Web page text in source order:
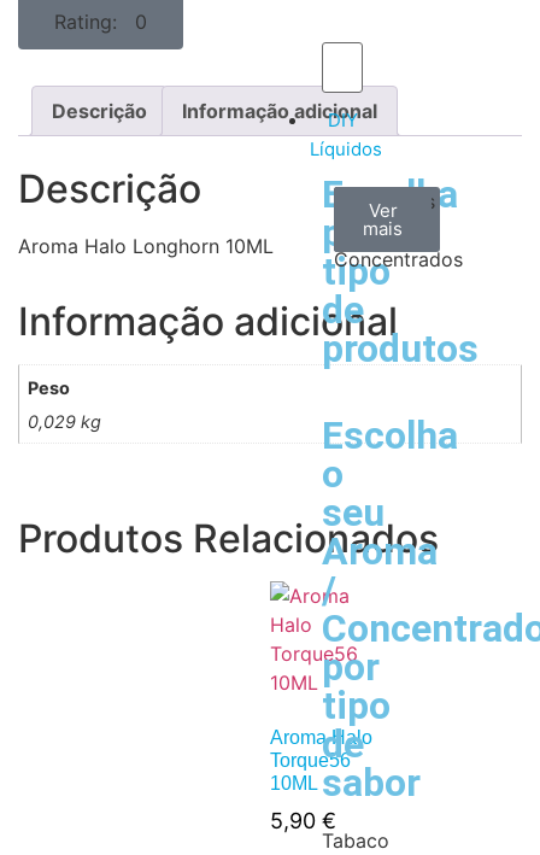
DIY
Líquidos
Escolha
por
tipo
de
produtos
Aromas
Concentrados
Ver
todos
Bases
Ver
mais
Accesorios
Ver
mais
Escolha
o
seu
Aroma
/
por
tipo
de
sabor
Tabaco
Rating: 0
Descrição Informação adicional
Descrição
Aroma Halo Longhorn 10ML
Informação adicional
Peso
0,029 kg
Produtos Relacionados
Aroma Halo
Torque56
10ML
5,90 €